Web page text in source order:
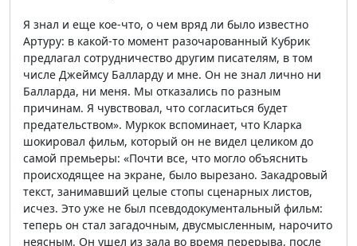
Я знал и еще кое-что, о чем вряд ли было известно
Артуру: в какой-то момент разочарованный Кубрик
предлагал сотрудничество другим писателям, в том
числе Джеймсу Балларду и мне. Он не знал лично ни
Балларда, ни меня. Мы отказались по разным
причинам. Я чувствовал, что согласиться будет
предательством». Муркок вспоминает, что Кларка
шокировал фильм, который он не видел целиком до
самой премьеры: «Почти все, что могло объяснить
происходящее на экране, было вырезано. Закадровый
текст, занимавший целые стопы сценарных листов,
исчез. Это уже не был псевдодокументальный фильм:
теперь он стал загадочным, двусмысленным, нарочито
неясным. Он ушел из зала во время перерыва, после